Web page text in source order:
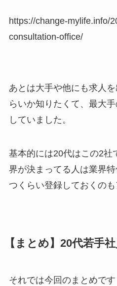
https://change-mylife.info/
consultation-office/
あとは大手や他にも求人
らいか知りたくて、最大
していました。
基本的には20代はこの2社
界が決まってる人は業界
つくらい登録しておくのも
【まとめ】20代若手
それでは今回のまとめです